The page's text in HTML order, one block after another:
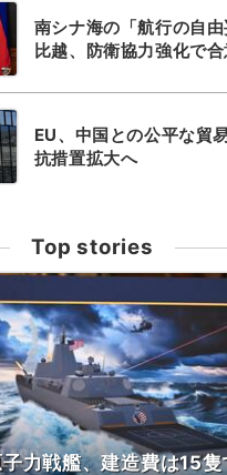
南シナ海の「航行の自由
比越、防衛協力強化で合
EU、中国との公平な貿
抗措置拡大へ
Top stories
子力戦艦、建造費は15